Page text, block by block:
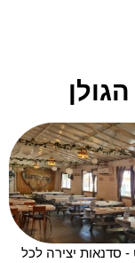
- סדנאות יצירה לכל